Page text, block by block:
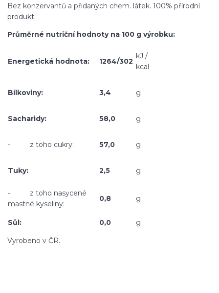
Bez konzervantů a přidaných chem. látek. 100% přírodní
produkt.
Průměrné nutriční hodnoty na 100 g výrobku:
Energetická hodnota: 1264/302
kJ /
kcal
Bílkoviny: 3,4 g
Sacharidy: 58,0 g
- z toho cukry: 57,0 g
Tuky: 2,5 g
- z toho nasycené
mastné kyseliny:
0,8 g
Sůl: 0,0 g
Vyrobeno v ČR.